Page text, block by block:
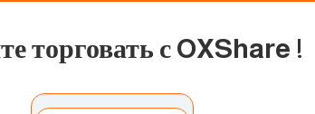
торговать с OXShare !